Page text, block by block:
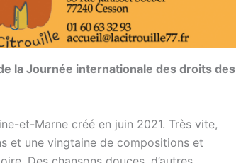
la Journée internationale des droits des
et-Marne créé en juin 2021. Très vite,
et une vingtaine de compositions et